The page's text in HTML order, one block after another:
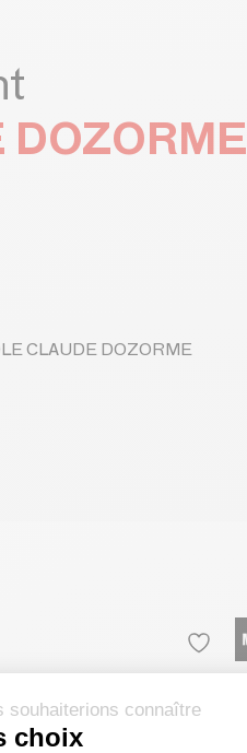
DOZORME
CLAUDE DOZORME
souhaiterions connaître
choix